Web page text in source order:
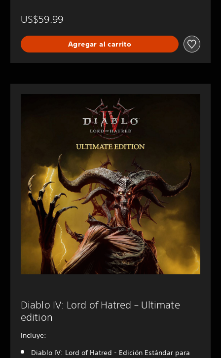
US$59.99
Agregar al carrito
Diablo IV: Lord of Hatred – Ultimate
edition
Incluye:
Diablo IV: Lord of Hatred - Edición Estándar para